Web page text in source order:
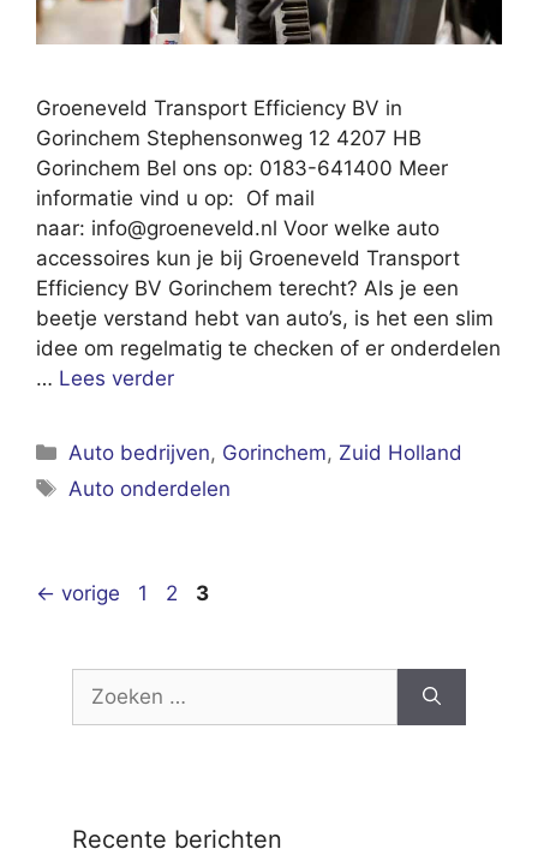
Groeneveld Transport Efficiency BV in
Gorinchem Stephensonweg 12 4207 HB
Gorinchem Bel ons op: 0183-641400 Meer
informatie vind u op: Of mail
naar: info@groeneveld.nl Voor welke auto
accessoires kun je bij Groeneveld Transport
Efficiency BV Gorinchem terecht? Als je een
beetje verstand hebt van auto’s, is het een slim
idee om regelmatig te checken of er onderdelen
… Lees verder
Categorieën
Auto bedrijven, Gorinchem, Zuid Holland
Tags
Auto onderdelen
← vorige Pagina
1 Pagina
2 Pagina
3
naar:
Recente berichten